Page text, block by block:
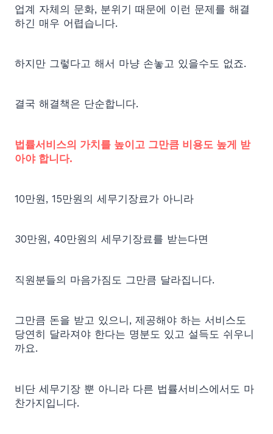
업계 자체의 문화, 분위기 때문에 이런 문제를 해결
하긴 매우 어렵습니다.
하지만 그렇다고 해서 마냥 손놓고 있을수도 없죠.
결국 해결책은 단순합니다.
법률서비스의 가치를 높이고 그만큼 비용도 높게 받
아야 합니다.
10만원, 15만원의 세무기장료가 아니라
30만원, 40만원의 세무기장료를 받는다면
직원분들의 마음가짐도 그만큼 달라집니다.
그만큼 돈을 받고 있으니, 제공해야 하는 서비스도
당연히 달라져야 한다는 명분도 있고 설득도 쉬우니
까요.
비단 세무기장 뿐 아니라 다른 법률서비스에서도 마
찬가지입니다.